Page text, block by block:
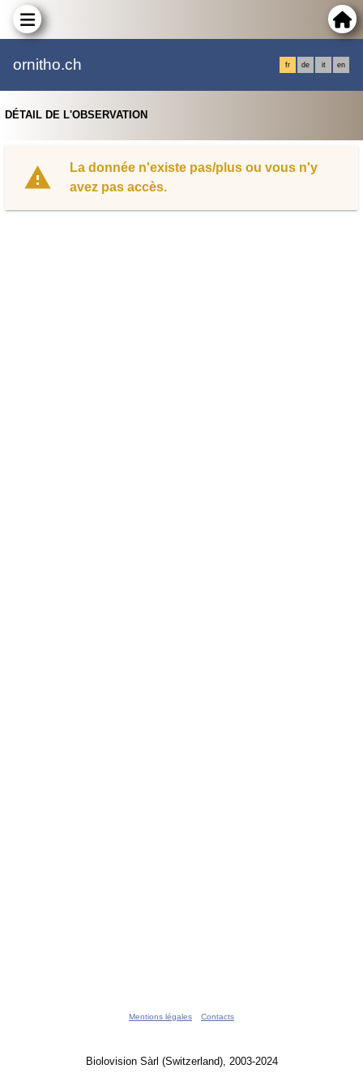
ornitho.ch fr de it en
DÉTAIL DE L'OBSERVATION
La donnée n'existe pas/plus ou vous n'y
avez pas accès.
Mentions légales Contacts
Biolovision Sàrl (Switzerland), 2003-2024